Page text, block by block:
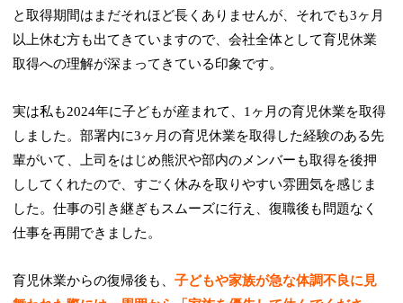
と取得期間はまだそれほど長くありませんが、それでも3ヶ月
以上休む方も出てきていますので、会社全体として育児休業
取得への理解が深まってきている印象です。
実は私も2024年に子どもが産まれて、1ヶ月の育児休業を取得
しました。部署内に3ヶ月の育児休業を取得した経験のある先
輩がいて、上司をはじめ熊沢や部内のメンバーも取得を後押
ししてくれたので、すごく休みを取りやすい雰囲気を感じま
した。仕事の引き継ぎもスムーズに行え、復職後も問題なく
仕事を再開できました。
育児休業からの復帰後も、子どもや家族が急な体調不良に見